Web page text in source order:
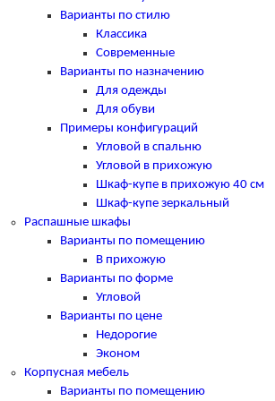
Варианты по стилю
Классика
Современные
Варианты по назначению
Для одежды
Для обуви
Примеры конфигураций
Угловой в спальню
Угловой в прихожую
Шкаф-купе в прихожую 40 см
Шкаф-купе зеркальный
Распашные шкафы
Варианты по помещению
В прихожую
Варианты по форме
Угловой
Варианты по цене
Недорогие
Эконом
Корпусная мебель
Варианты по помещению